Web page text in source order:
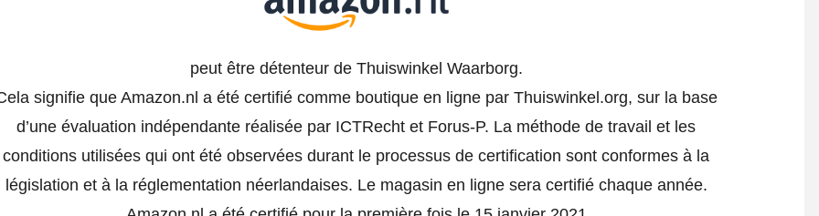
peut être détenteur de Thuiswinkel Waarborg.
signifie que Amazon.nl a été certifié comme boutique en ligne par Thuiswinkel.org, sur la base
d’une évaluation indépendante réalisée par ICTRecht et Forus-P. La méthode de travail et les
conditions utilisées qui ont été observées durant le processus de certification sont conformes à la
législation et à la réglementation néerlandaises. Le magasin en ligne sera certifié chaque année.